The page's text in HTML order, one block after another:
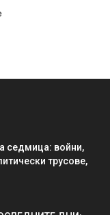
седмица: войни,
трусове,